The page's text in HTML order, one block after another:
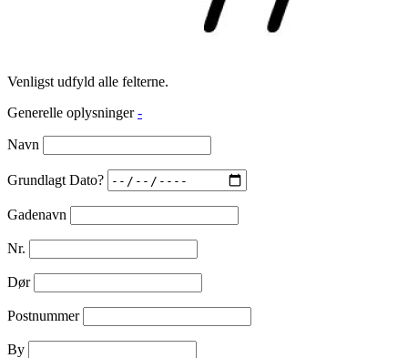
Venligst udfyld alle felterne.
Generelle oplysninger -
Navn
Grundlagt Dato?
Gadenavn
Nr.
Dør
Postnummer
By